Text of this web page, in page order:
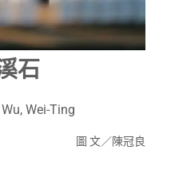
石
Wu, Wei-Ting
圖 文／陳冠良